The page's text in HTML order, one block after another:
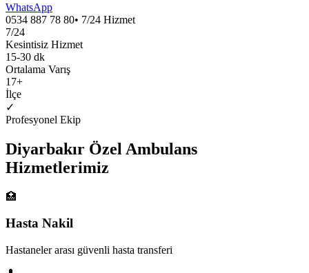
WhatsApp
0534 887 78 80• 7/24 Hizmet
7/24
Kesintisiz Hizmet
15-30 dk
Ortalama Varış
17+
İlçe
✓
Profesyonel Ekip
Diyarbakır Özel Ambulans
Hizmetlerimiz
🏥
Hasta Nakil
Hastaneler arası güvenli hasta transferi